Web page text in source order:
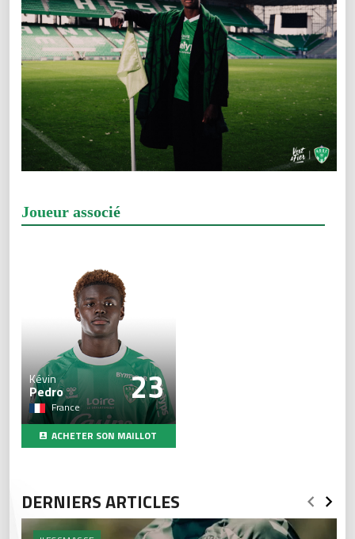
Joueur associé
23
Kévin
Pedro
France
ACHETER SON MAILLOT
DERNIERS ARTICLES